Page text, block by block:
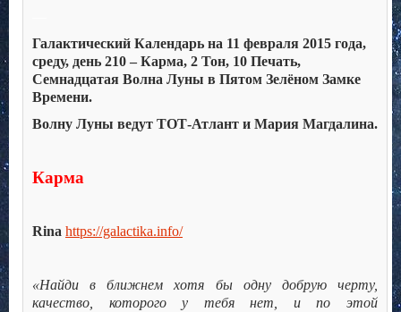
Галактический Календарь на 11 февраля 2015 года,
среду, день 210 – Карма, 2 Тон, 10 Печать,
Семнадцатая Волна Луны в Пятом Зелёном Замке
Времени.
Волну Луны ведут ТОТ-Атлант и Мария Магдалина.
Карма
Rina https://galactika.info/
«Найди в ближнем хотя бы одну добрую черту,
качество, которого у тебя нет, и по этой